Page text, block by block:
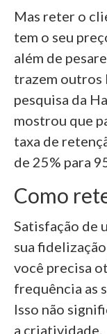
Mas reter o
tem o seu
além de
trazem outros
pesquisa da
mostrou que
taxa de
de 25% para
Como
Satisfação de
sua
você precisa
frequência as
Isso não
a criatividade.